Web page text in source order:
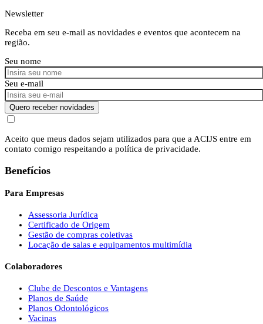
Newsletter
Receba em seu e-mail as novidades e eventos que acontecem na
região.
Seu nome
Seu e-mail
Quero receber novidades
Aceito que meus dados sejam utilizados para que a ACIJS entre em
contato comigo respeitando a política de privacidade.
Benefícios
Para Empresas
Assessoria Jurídica
Certificado de Origem
Gestão de compras coletivas
Locação de salas e equipamentos multimídia
Colaboradores
Clube de Descontos e Vantagens
Planos de Saúde
Planos Odontológicos
Vacinas